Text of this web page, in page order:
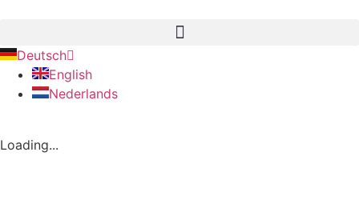
Deutsch
English
Nederlands
Loading...